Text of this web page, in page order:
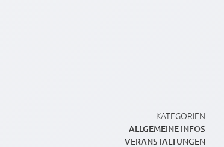
KATEGORIEN
ALLGEMEINE INFOS
VERANSTALTUNGEN